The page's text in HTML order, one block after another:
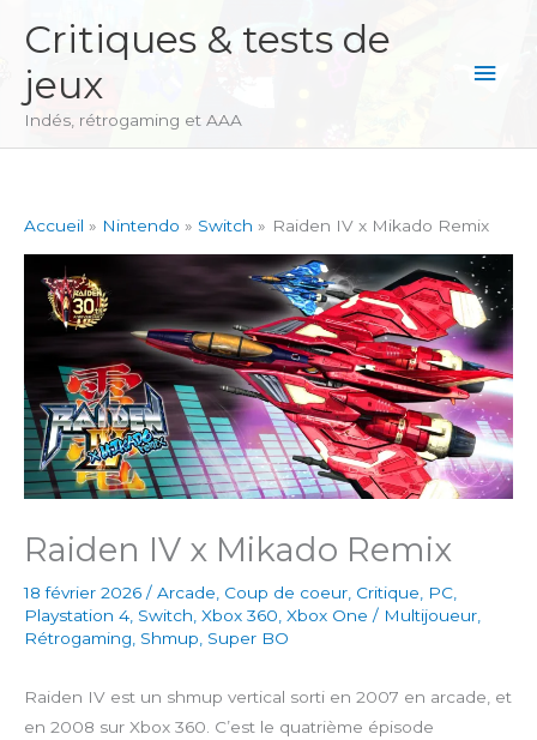
contenu
Critiques & tests de
jeux
Indés, rétrogaming et AAA
Accueil Nintendo Switch Raiden IV x Mikado Remix
Raiden IV x Mikado Remix
18 février 2026 / Arcade Coup de coeur Critique PC
Playstation 4 Switch Xbox 360 Xbox One / Multijoueur
Rétrogaming Shmup Super BO
Raiden IV est un shmup vertical sorti en 2007 en arcade, et
en 2008 sur Xbox 360. C’est le quatrième épisode